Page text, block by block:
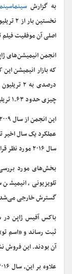
به گزارش
اصلی آن موفقیت
انجمن انیمیشن‌های
چیزی حدود ۱.۶۳ تریلیون ین بود.
سال ۲۰۱۶ مورد نظر قرار گرفت.
تلویزیونی،
گسترش خارجی
ثبت رساند و «اسم
آن بودند. این فروش نشانگر رشدی ۴۱.۱ درصدی